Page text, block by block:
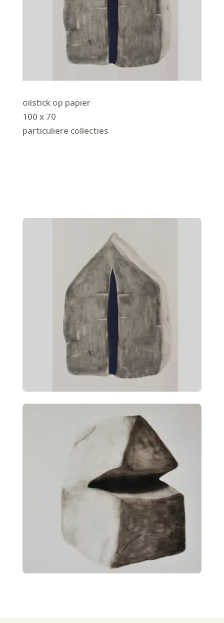
oilstick op papier
100 x 70
particuliere collecties